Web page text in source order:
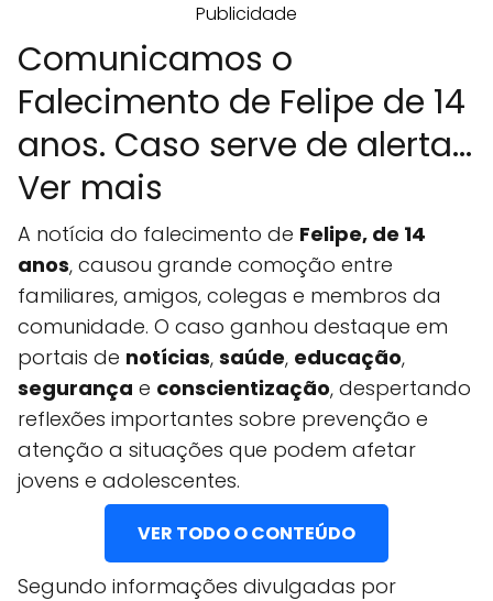
Publicidade
Comunicamos o
Falecimento de Felipe de 14
anos. Caso serve de alerta...
Ver mais
A notícia do falecimento de Felipe, de 14
anos, causou grande comoção entre
familiares, amigos, colegas e membros da
comunidade. O caso ganhou destaque em
portais de notícias, saúde, educação,
segurança e conscientização, despertando
reflexões importantes sobre prevenção e
atenção a situações que podem afetar
jovens e adolescentes.
VER TODO O CONTEÚDO
Segundo informações divulgadas por